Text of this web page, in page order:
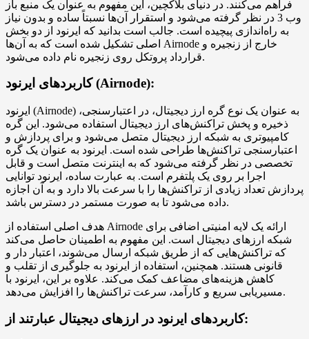
فراهم می‌کنند. در دنیای بلاکچین، این مفهوم به عنوان یک منبع باز
وب 3 در نظر گرفته می‌شود و استقرار آن‌ها نسبتاً ساده و بدون نیاز
به راه‌اندازی پیچیده است. جالب است بدانید که ایرنود از دو بخش
اصلی تشکیل شده است که به آن‌ها Airnode خارج از زنجیره و
قرارداد پروتکل روی زنجیره نام داده می‌شود.
کاربردهای ایرنود (Airnode):
ایرنود (Airnode) به عنوان یک نوع گره ارز دیجیتال، در اعتبارسنجی،
ذخیره و پخش تراکنش‌های ارز دیجیتال استفاده می‌شود. این گره
کامپیوتری به شبکه ارز دیجیتال متصل می‌شود و برای پردازش و
اعتبارسنجی تراکنش‌ها طراحی شده است. ایرنود به عنوان یک گره
تخصصی در نظر گرفته می‌شود که به اینترنت متصل است و قابل
اجرا بر روی یک پلتفرم است. به عبارت ساده، ایرنود توانایی
پردازش تعداد زیادی از تراکنش‌ها را با سرعت بالا دارد و به آن اجازه
داده می‌شود تا به صورت مستمر در دسترس باشد.
هدف اصلی استفاده از Airnode ارائه یک لایه امنیتی اضافی برای
شبکه ارزهای دیجیتال است. این مفهوم به اطمینان حاصل می‌کند
که تراکنش‌هایی که از طریق شبکه ارسال می‌شوند، اعتبار دار و
قانونی هستند. همچنین، استفاده از ایرنود به جلوگیری از تقلب و
کاهش هزینه‌های مضاعف کمک می‌کند. علاوه بر این، ایرنود با
مسیریابی سریع و کارآمد، سرعت تراکنش‌ها را افزایش می‌دهد.
کاربردهای ایرنود در ارزهای دیجیتال عبارتند از: